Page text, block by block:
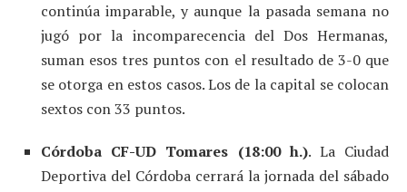
continúa imparable, y aunque la pasada semana no
jugó por la incomparecencia del Dos Hermanas,
suman esos tres puntos con el resultado de 3-0 que
se otorga en estos casos. Los de la capital se colocan
sextos con 33 puntos.
Córdoba CF-UD Tomares (18:00 h.). La Ciudad
Deportiva del Córdoba cerrará la jornada del sábado